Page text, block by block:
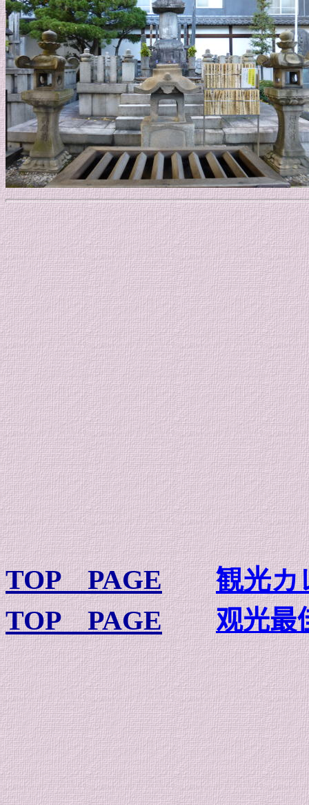
TOP PAGE
観光カ
TOP PAGE
观光最